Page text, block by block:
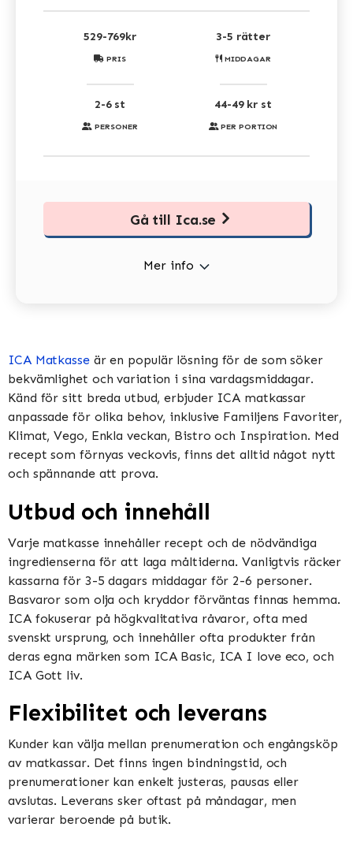
PRIS
529-769kr
MIDDAGAR
3-5 rätter
PERSONER
2-6 st
PER PORTION
44-49 kr st
Mer info
Gå till Ica.se
ICA Matkasseär en populär lösning för de som söker
bekvämlighet och variation i sina vardagsmiddagar.
Känd för sitt breda utbud, erbjuder ICA matkassar
anpassade för olika behov, inklusive Familjens Favoriter,
Klimat, Vego, Enkla veckan, Bistro och Inspiration​​​​. Med
recept som förnyas veckovis, finns det alltid något nytt
och spännande att prova​​.
Utbud och innehåll
Varje matkasse innehåller recept och de nödvändiga
ingredienserna för att laga måltiderna. Vanligtvis räcker
kassarna för 3-5 dagars middagar för 2-6 personer.
Basvaror som olja och kryddor förväntas finnas hemma​​.
ICA fokuserar på högkvalitativa råvaror, ofta med
svenskt ursprung, och innehåller ofta produkter från
deras egna märken som ICA Basic, ICA I love eco, och
ICA Gott liv​​.
Flexibilitet och leverans
Kunder kan välja mellan prenumeration och engångsköp
av matkassar. Det finns ingen bindningstid, och
prenumerationer kan enkelt justeras, pausas eller
avslutas. Leverans sker oftast på måndagar, men
varierar beroende på butik​​​​.